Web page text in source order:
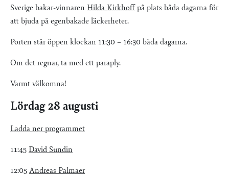
Sverige bakar-vinnaren Hilda Kirkhoff på plats båda dagarna för
att bjuda på egenbakade läckerheter.
Porten står öppen klockan 11:30 – 16:30 båda dagarna.
Om det regnar, ta med ett paraply.
Varmt välkomna!
Lördag 28 augusti
Ladda ner programmet
11:45 David Sundin
12:05 Andreas Palmaer